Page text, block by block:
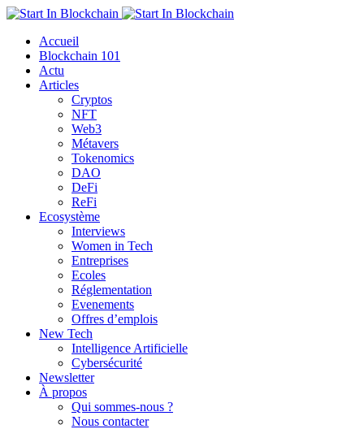
Accueil
Blockchain 101
Actu
Articles
Cryptos
NFT
Web3
Métavers
Tokenomics
DAO
DeFi
ReFi
Ecosystème
Interviews
Women in Tech
Entreprises
Ecoles
Réglementation
Evenements
Offres d’emplois
New Tech
Intelligence Artificielle
Cybersécurité
Newsletter
À propos
Qui sommes-nous ?
Nous contacter